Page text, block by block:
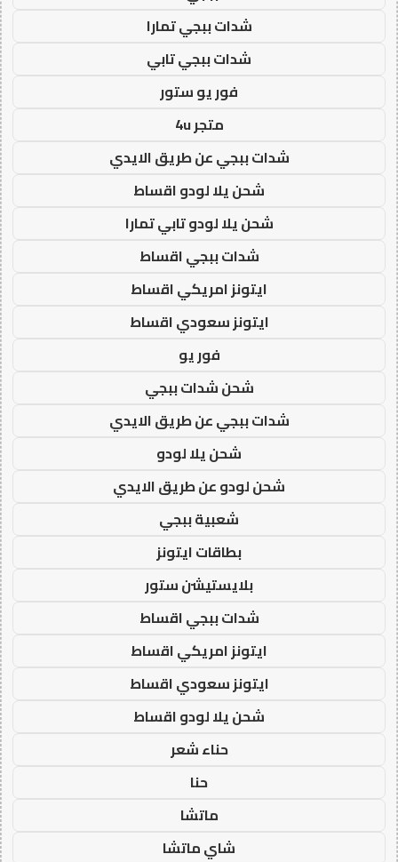
شدات ببجي تمارا
شدات ببجي تابي
فور يو ستور
متجر 4u
شدات ببجي عن طريق الايدي
شحن يلا لودو اقساط
شحن يلا لودو تابي تمارا
شدات ببجي اقساط
ايتونز امريكي اقساط
ايتونز سعودي اقساط
فور يو
شحن شدات ببجي
شدات ببجي عن طريق الايدي
شحن يلا لودو
شحن لودو عن طريق الايدي
شعبية ببجي
بطاقات ايتونز
بلايستيشن ستور
شدات ببجي اقساط
ايتونز امريكي اقساط
ايتونز سعودي اقساط
شحن يلا لودو اقساط
حناء شعر
حنا
ماتشا
شاي ماتشا